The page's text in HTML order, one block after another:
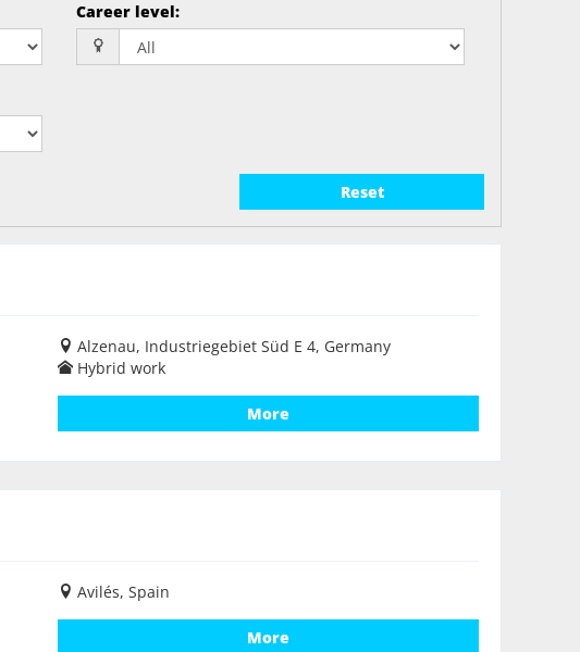
Career level:
Reset
Alzenau, Industriegebiet Süd E 4, Germany
Hybrid work
More
Avilés, Spain
More